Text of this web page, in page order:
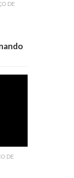
DE
DE